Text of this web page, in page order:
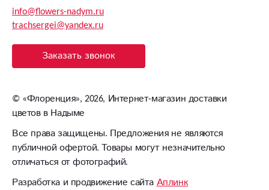
info@flowers-nadym.ru
trachsergei@yandex.ru
Заказать звонок
© «Флоренция», 2026, Интернет-магазин доставки
цветов в Надыме
Все права защищены. Предложения не являются
публичной офертой. Товары могут незначительно
отличаться от фотографий.
Разработка и продвижение сайта Аплинк